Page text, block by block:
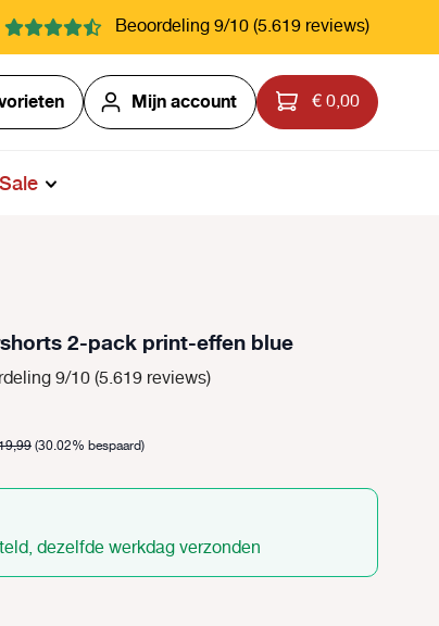
Beoordeling 9/10 (5.619 reviews)
Je hebt 0 items op je verlanglijstje
Mijn account € 0,00
Sale
2-pack print-effen blue
9/10 (5.619 reviews)
(30.02% bespaard)
dezelfde werkdag verzonden